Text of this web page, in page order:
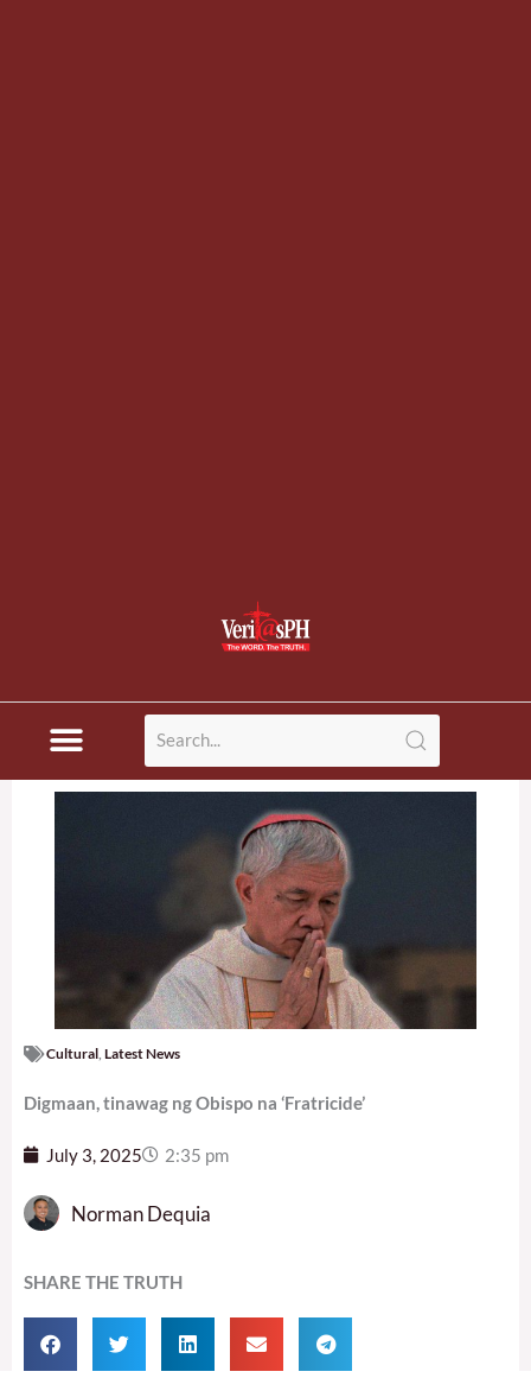
Cultural Latest News
Digmaan, tinawag ng Obispo na ‘Fratricide’
July 3, 2025 2:35 pm
Norman Dequia
SHARE THE TRUTH